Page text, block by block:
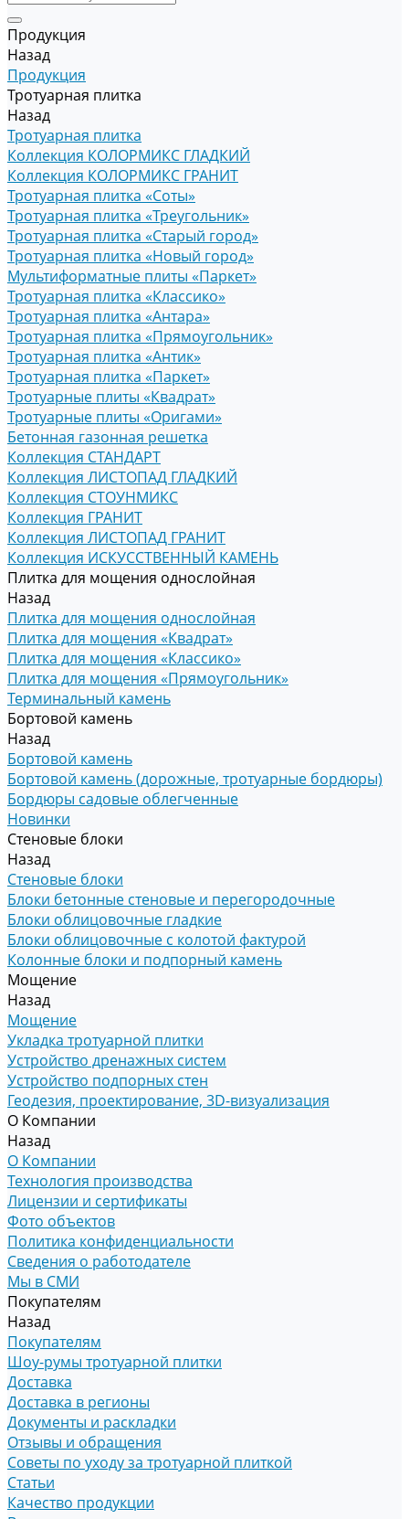
Продукция
Назад
Продукция
Тротуарная плитка
Назад
Тротуарная плитка
Коллекция КОЛОРМИКС ГЛАДКИЙ
Коллекция КОЛОРМИКС ГРАНИТ
Тротуарная плитка «Соты»
Тротуарная плитка «Треугольник»
Тротуарная плитка «Старый город»
Тротуарная плитка «Новый город»
Мультиформатные плиты «Паркет»
Тротуарная плитка «Классико»
Тротуарная плитка «Антара»
Тротуарная плитка «Прямоугольник»
Тротуарная плитка «Антик»
Тротуарная плитка «Паркет»
Тротуарные плиты «Квадрат»
Тротуарные плиты «Оригами»
Бетонная газонная решетка
Коллекция СТАНДАРТ
Коллекция ЛИСТОПАД ГЛАДКИЙ
Коллекция СТОУНМИКС
Коллекция ГРАНИТ
Коллекция ЛИСТОПАД ГРАНИТ
Коллекция ИСКУССТВЕННЫЙ КАМЕНЬ
Плитка для мощения однослойная
Назад
Плитка для мощения однослойная
Плитка для мощения «Квадрат»
Плитка для мощения «Классико»
Плитка для мощения «Прямоугольник»
Терминальный камень
Бортовой камень
Назад
Бортовой камень
Бортовой камень (дорожные, тротуарные бордюры)
Бордюры садовые облегченные
Новинки
Стеновые блоки
Назад
Стеновые блоки
Блоки бетонные стеновые и перегородочные
Блоки облицовочные гладкие
Блоки облицовочные с колотой фактурой
Колонные блоки и подпорный камень
Мощение
Назад
Мощение
Укладка тротуарной плитки
Устройство дренажных систем
Устройство подпорных стен
Геодезия, проектирование, 3D-визуализация
О Компании
Назад
О Компании
Технология производства
Лицензии и сертификаты
Фото объектов
Политика конфиденциальности
Сведения о работодателе
Мы в СМИ
Покупателям
Назад
Покупателям
Шоу-румы тротуарной плитки
Доставка
Доставка в регионы
Документы и раскладки
Отзывы и обращения
Советы по уходу за тротуарной плиткой
Статьи
Качество продукции